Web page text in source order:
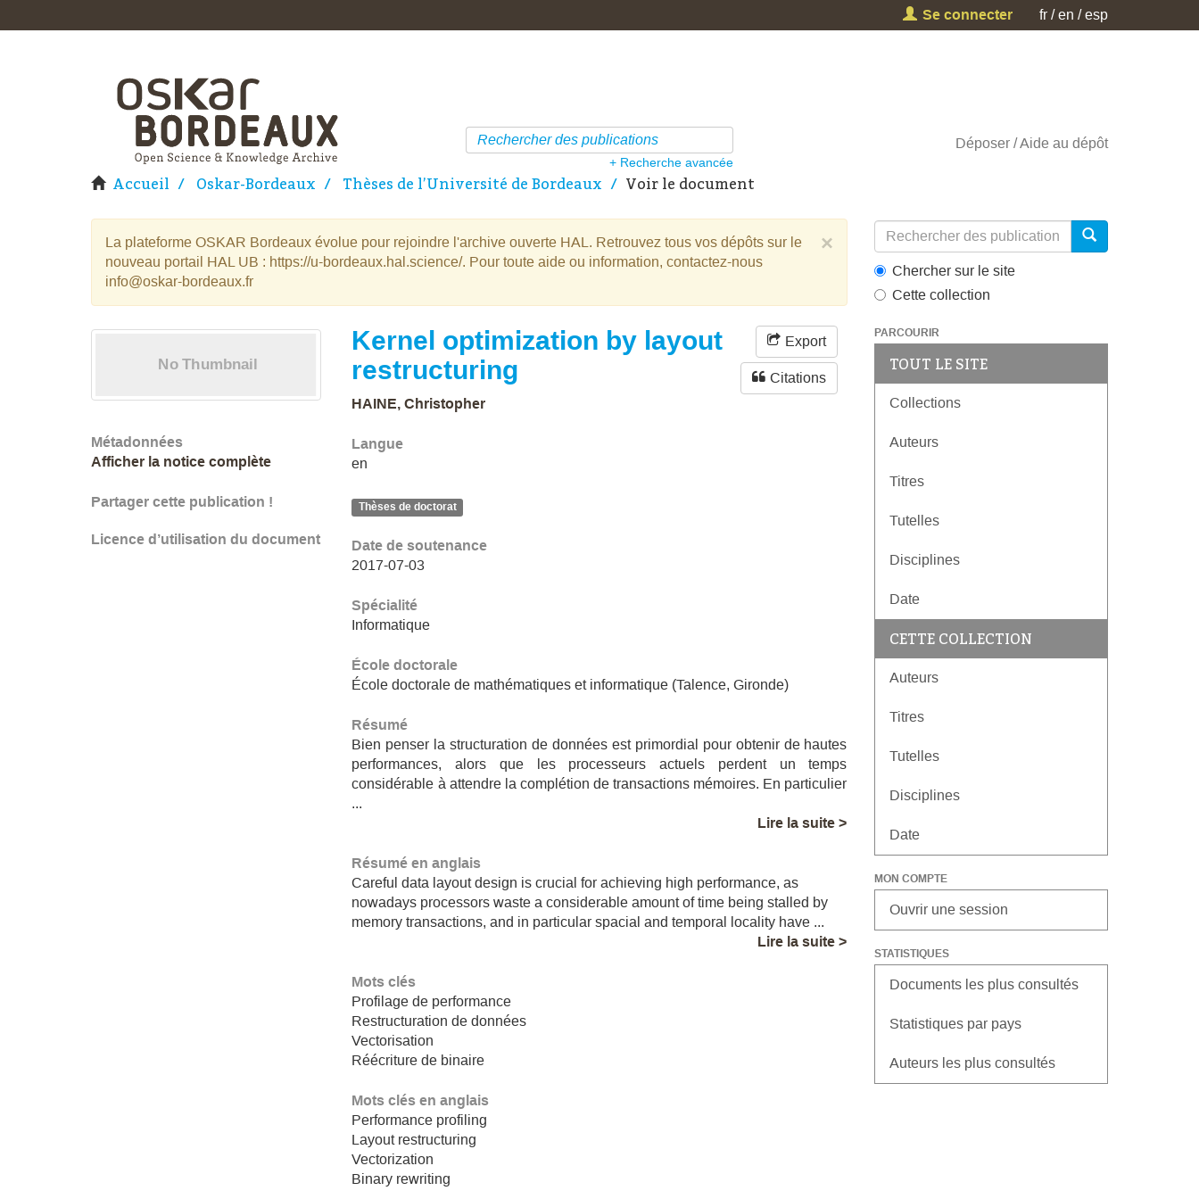
Se connecter fr en esp
+ Recherche avancée
Déposer Aide au dépôt
Accueil Oskar-Bordeaux Thèses de l’Université de Bordeaux Voir le document
×
La plateforme OSKAR Bordeaux évolue pour rejoindre l'archive ouverte HAL. Retrouvez tous vos dépôts sur le
nouveau portail HAL UB : https://u-bordeaux.hal.science/. Pour toute aide ou information, contactez-nous
info@oskar-bordeaux.fr
Métadonnées
Afficher la notice complète
Partager cette publication !
Licence d’utilisation du document
Kernel optimization by layout
restructuring
Export
Citations
HAINE, Christopher
Langue
en
Thèses de doctorat
Date de soutenance
2017-07-03
Spécialité
Informatique
École doctorale
École doctorale de mathématiques et informatique (Talence, Gironde)
Résumé
Bien penser la structuration de données est primordial pour obtenir de hautes
performances, alors que les processeurs actuels perdent un temps
considérable à attendre la complétion de transactions mémoires. En particulier
...
Lire la suite >
Résumé en anglais
Careful data layout design is crucial for achieving high performance, as
nowadays processors waste a considerable amount of time being stalled by
memory transactions, and in particular spacial and temporal locality have ...
Lire la suite >
Mots clés
Profilage de performance
Restructuration de données
Vectorisation
Réécriture de binaire
Mots clés en anglais
Performance profiling
Layout restructuring
Vectorization
Binary rewriting
Chercher sur le site
Cette collection
PARCOURIR
TOUT LE SITE
Collections
Auteurs
Titres
Tutelles
Disciplines
Date
CETTE COLLECTION
Auteurs
Titres
Tutelles
Disciplines
Date
MON COMPTE
Ouvrir une session
STATISTIQUES
Documents les plus consultés
Statistiques par pays
Auteurs les plus consultés